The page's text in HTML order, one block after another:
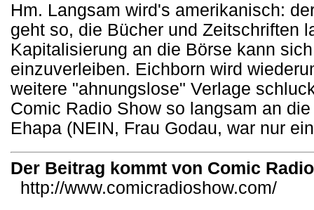
Hm. Langsam wird's amerikanisch:
geht so, die Bücher und Zeitschriften
Kapitalisierung an die Börse kann
einzuverleiben. Eichborn wird
weitere "ahnungslose" Verlage
Comic Radio Show so langsam an
Ehapa (NEIN, Frau Godau, war nur
Der Beitrag kommt von Comic
http://www.comicradioshow.com/